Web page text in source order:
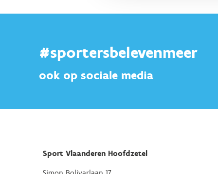
#sportersbelevenmeer
ook op sociale media
Sport Vlaanderen Hoofdzetel